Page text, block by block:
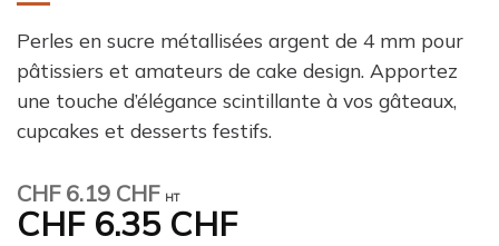
Perles en sucre métallisées argent de 4 mm pour
pâtissiers et amateurs de cake design. Apportez
une touche d’élégance scintillante à vos gâteaux,
cupcakes et desserts festifs.
CHF6.19 CHF HT
CHF6.35 CHF